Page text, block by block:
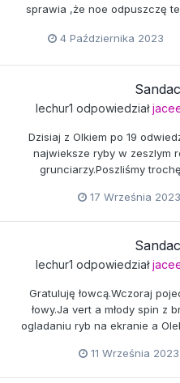
sprawia ,że noe odpuszczę
4 Października 2023
lechur1 odpowiedział
Dzisiaj z Olkiem po 19
najwieksze ryby w zeszlym
grunciarzy.Poszliśmy
17 Września 2023
lechur1 odpowiedział
Gratuluję łowcą.Wczoraj
łowy.Ja vert a młody spin z
ogladaniu ryb na ekranie a
11 Września 2023